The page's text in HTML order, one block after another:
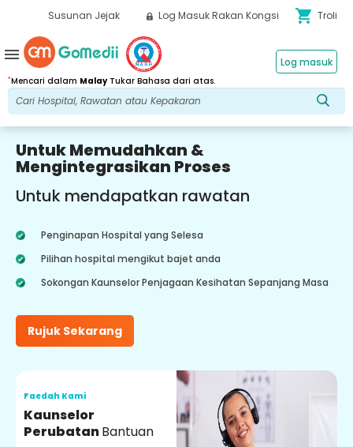
Susunan Jejak Log Masuk Rakan Kongsi shopping_cart Troli
*Mencari dalam MalayTukar Bahasa dari atas.
Log masuk
menu
Untuk Memudahkan &
Mengintegrasikan Proses
Untuk mendapatkan rawatan
Penginapan Hospital yang Selesa
Pilihan hospital mengikut bajet anda
Sokongan Kaunselor Penjagaan Kesihatan Sepanjang Masa
Rujuk Sekarang
Faedah Kami
Kaunselor
PerubatanBantuan